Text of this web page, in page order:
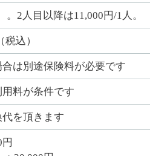
。2人目以降は11,000円/1人。
込）
は別途保険料が必要です
料が条件です
を頂きます